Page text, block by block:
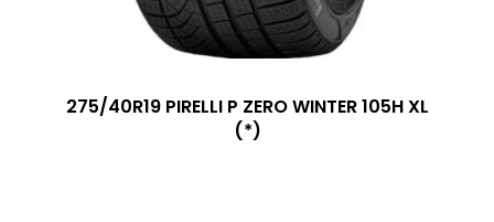
275/40R19 PIRELLI P ZERO WINTER 105H XL
(*)